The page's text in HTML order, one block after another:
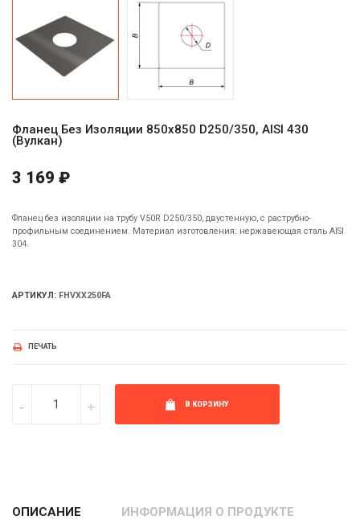
Фланец Без Изоляции 850х850 D250/350, AISI 430
(Вулкан)
3 169 ₽
Фланец без изоляции на трубу V50R D250/350, двустенную, с раструбно-
профильным соединением. Материал изготовления: нержавеющая сталь AISI
304.
АРТИКУЛ: FHVXX250FA
ПЕЧАТЬ
В КОРЗИНУ
ОПИСАНИЕ ИНФОРМАЦИЯ О ПРОДУКТЕ